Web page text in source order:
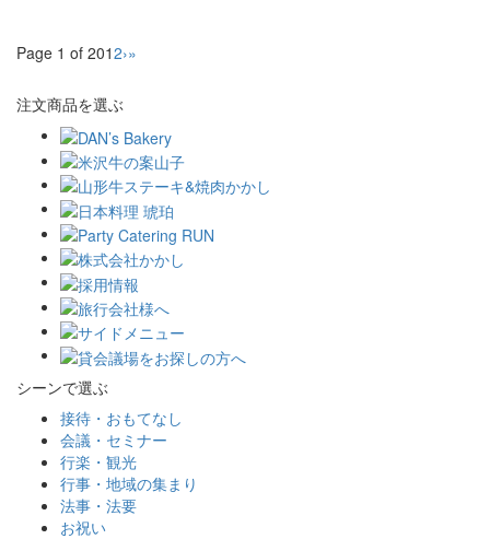
Page 1 of 2012›»
注文商品を選ぶ
シーンで選ぶ
接待・おもてなし
会議・セミナー
行楽・観光
行事・地域の集まり
法事・法要
お祝い